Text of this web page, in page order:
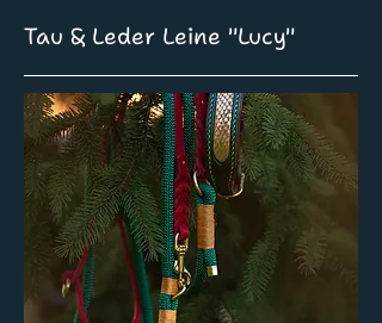
Tau & Leder Leine "Lucy"